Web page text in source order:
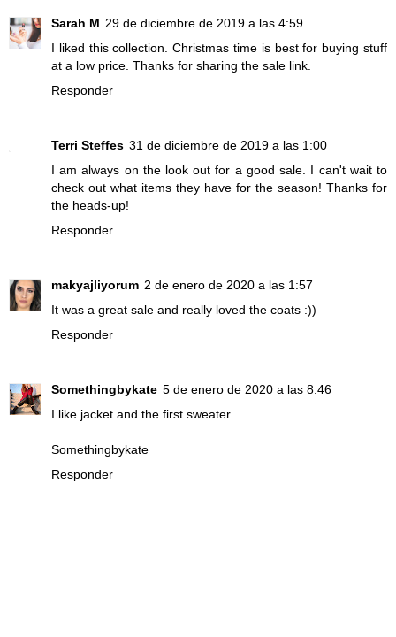
Sarah M 29 de diciembre de 2019 a las 4:59
I liked this collection. Christmas time is best for buying stuff
at a low price. Thanks for sharing the sale link.
Responder
Terri Steffes 31 de diciembre de 2019 a las 1:00
I am always on the look out for a good sale. I can't wait to
check out what items they have for the season! Thanks for
the heads-up!
Responder
makyajliyorum 2 de enero de 2020 a las 1:57
It was a great sale and really loved the coats :))
Responder
Somethingbykate 5 de enero de 2020 a las 8:46
I like jacket and the first sweater.
Somethingbykate
Responder